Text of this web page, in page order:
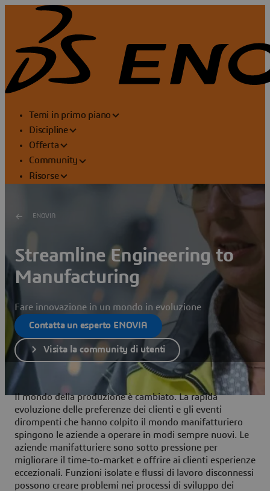
Temi in primo piano
Discipline
Offerta
Community
Risorse
ENOVIA
Streamline Engineering to
Manufacturing
Fare innovazione in un mondo in evoluzione
Contatta un esperto ENOVIA
Visita la community di utenti
Il mondo della produzione è cambiato. La rapida
evoluzione delle preferenze dei clienti e gli eventi
dirompenti che hanno colpito il mondo manifatturiero
spingono le aziende a operare in modi sempre nuovi. Le
aziende manifatturiere sono sotto pressione per
migliorare il time-to-market e offrire ai clienti esperienze
eccezionali. Funzioni isolate e flussi di lavoro disconnessi
possono creare problemi nei processi di sviluppo dei